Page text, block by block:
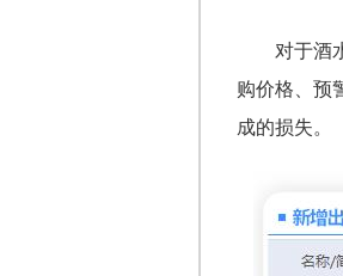
对于酒
购价格、预
成的损失。